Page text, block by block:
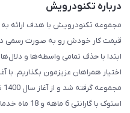
درباره تکنودرویش
مجموعه تکنودرویش با هدف ارائه به
ابتدا با حذف تمامی واسطه‌ها و
اختیار همراهان عزیزمون بگذاریم.
استوک با